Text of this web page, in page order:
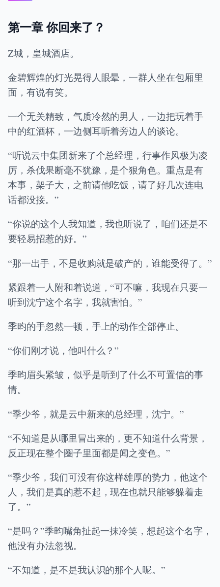
第一章 你回来了？
Z城，皇城酒店。
金碧辉煌的灯光晃得人眼晕，一群人坐在包厢里
面，有说有笑。
一个无关精致，气质冷然的男人，一边把玩着手
中的红酒杯，一边侧耳听着旁边人的谈论。
“听说云中集团新来了个总经理，行事作风极为凌
厉，杀伐果断毫不犹豫，是个狠角色。重点是有
本事，架子大，之前请他吃饭，请了好几次连电
话都没接。”
“你说的这个人我知道，我也听说了，咱们还是不
要轻易招惹的好。”
“那一出手，不是收购就是破产的，谁能受得了。”
紧跟着一人附和着说道，“可不嘛，我现在只要一
听到沈宁这个名字，我就害怕。”
季昀的手忽然一顿，手上的动作全部停止。
“你们刚才说，他叫什么？”
季昀眉头紧皱，似乎是听到了什么不可置信的事
情。
“季少爷，就是云中新来的总经理，沈宁。”
“不知道是从哪里冒出来的，更不知道什么背景，
反正现在整个圈子里面都是闻之变色。”
“季少爷，我们可没有你这样雄厚的势力，他这个
人，我们是真的惹不起，现在也就只能够躲着走
了。”
“是吗？”季昀嘴角扯起一抹冷笑，想起这个名字，
他没有办法忽视。
“不知道，是不是我认识的那个人呢。”